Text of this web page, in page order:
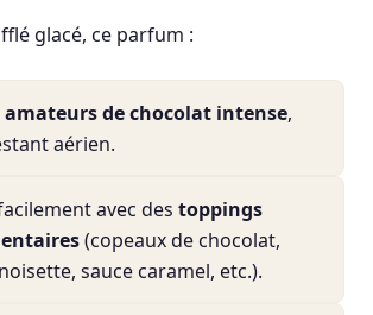
glacé, ce parfum :
amateurs de chocolat intense,
aérien.
avec des toppings
(copeaux de chocolat,
sauce caramel, etc.).